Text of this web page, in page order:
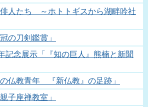
人たち ～ホトトギスから湖畔吟社
の刀剣鑑賞」
記念展示「『知の巨人』熊楠と新聞
仏教青年 『新仏教』の足跡」
子座禅教室」